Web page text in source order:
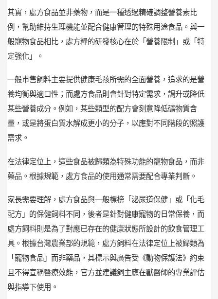
其實，處方食品並非藥物，而是一種透過精確調整營養素比
例，幫助維持生理機能並配合健康管理的特殊用途食品。與一
般寵物食品相比，處方糧的研發核心在於「營養限制」或「特
定強化」。
一般市售飼料主要提供健康毛孩所需的全面營養，追求的是營
養均衡與適口性；而處方食品則會針對特定需求，調升或降低
某些營養成分。例如，某些類型的配方會刻意降低礦物質含
量，或是將蛋白質水解成更小的分子，以應對不同階段的照護
需求。
在法律定位上，這些食品被歸類為特殊功能的寵物食品，而非
藥品。根據規範，處方食品的使用通常需要配合專業判斷。
家長需要理解，處方食品與一般標榜「泌尿道保健」或「化毛
配方」的保健飼料不同，後者是針對健康寵物的日常保養，而
處方飼料則是為了對應已存在的健康狀態所設計的飲食管理工
具。根據台灣農業部的規範，處方飼料在法律定位上被歸類為
「寵物食品」而非藥品，其標示與廣告受《動物保護法》約束
且不得宣稱醫療效能，官方並建議飼主應在獸醫師的專業評估
與指導下使用。